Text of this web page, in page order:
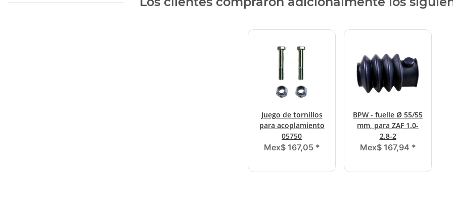
Juego de tornillos
para acoplamiento
05750
Mex$ 167,05 *
BPW - fuelle Ø 55/55
mm, para ZAF 1.0-
2.8-2
Mex$ 167,94 *